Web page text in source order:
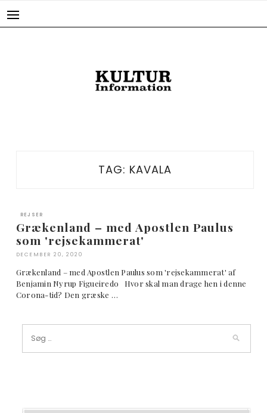
TAG: KAVALA
REJSER
Grækenland – med Apostlen Paulus
som 'rejsekammerat'
DECEMBER 20, 2020
Grækenland – med Apostlen Paulus som 'rejsekammerat' af
Benjamin Nyrup Figueiredo Hvor skal man drage hen i denne
Corona-tid? Den græske …